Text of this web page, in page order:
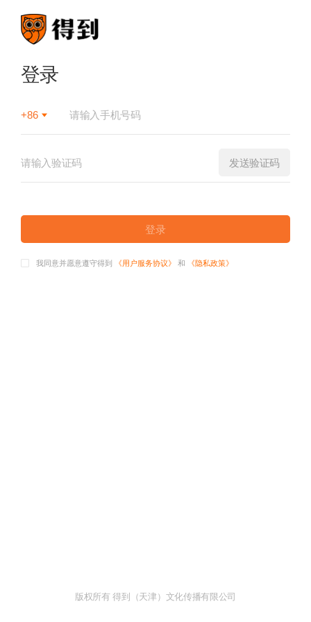
登录
+86
发送验证码
登录
我同意并愿意遵守得到 《用户服务协议》 和 《隐私政策》
版权所有 得到（天津）文化传播有限公司